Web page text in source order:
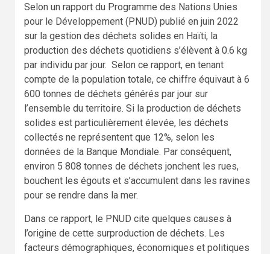
Selon un rapport du Programme des Nations Unies
pour le Développement (PNUD) publié en juin 2022
sur la gestion des déchets solides en Haïti, la
production des déchets quotidiens s’élèvent à 0.6 kg
par individu par jour. Selon ce rapport, en tenant
compte de la population totale, ce chiffre équivaut à 6
600 tonnes de déchets générés par jour sur
l’ensemble du territoire. Si la production de déchets
solides est particulièrement élevée, les déchets
collectés ne représentent que 12%, selon les
données de la Banque Mondiale. Par conséquent,
environ 5 808 tonnes de déchets jonchent les rues,
bouchent les égouts et s’accumulent dans les ravines
pour se rendre dans la mer.
Dans ce rapport, le PNUD cite quelques causes à
l’origine de cette surproduction de déchets. Les
facteurs démographiques, économiques et politiques